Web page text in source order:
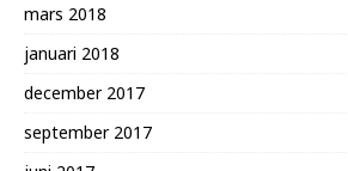
mars 2018
januari 2018
december 2017
september 2017